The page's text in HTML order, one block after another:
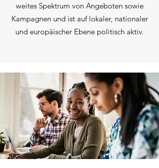
weites Spektrum von Angeboten sowie
Kampagnen und ist auf lokaler, nationaler
und europäischer Ebene politisch aktiv.